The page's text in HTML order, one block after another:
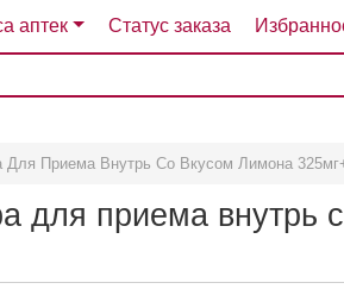
аптек Статус заказа
Приема Внутрь Со Вкусом Лимона
для приема внутрь